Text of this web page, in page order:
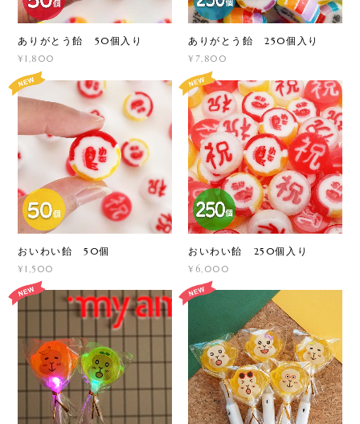
ありがとう飴 50個入り
¥1,800
ありがとう飴 250個入り
¥7,800
おいわい飴 50個
¥1,500
おいわい飴 250個入り
¥6,000